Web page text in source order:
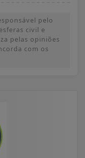
pelo
civil e
pelas opiniões
com os